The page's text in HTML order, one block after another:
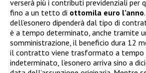
verserà più i contributi previdenziali per
fino a un tetto di ottomila euro l’anno
dell’esonero dipenderà dal tipo di
è a tempo determinato, anche tramite
somministrazione, il beneficio dura 12
il contratto viene trasformato a tempo
indeterminato, l’esonero arriva sino a